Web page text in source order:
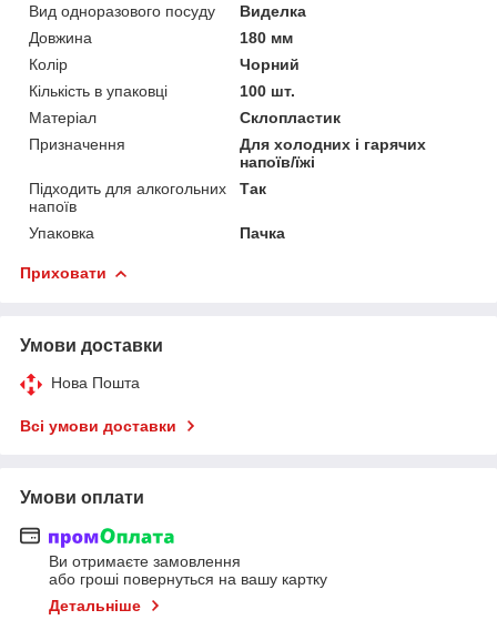
Вид одноразового посуду
Виделка
Довжина
180 мм
Колір
Чорний
Кількість в упаковці
100 шт.
Матеріал
Склопластик
Призначення
Для холодних і гарячих
напоїв/їжі
Підходить для алкогольних
напоїв
Так
Упаковка Пачка
Приховати
Умови доставки
Нова Пошта
Всі умови доставки
Умови оплати
Ви отримаєте замовлення
або гроші повернуться на вашу картку
Детальніше